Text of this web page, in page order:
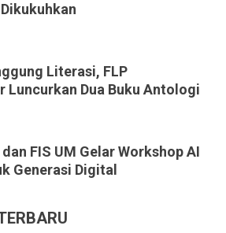
Literasi, FLP
Luncurkan Dua Buku Antologi
FIS UM Gelar Workshop AI
Generasi Digital